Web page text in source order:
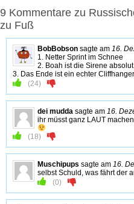
9 Kommentare zu
zu Fuß
BobBobson sagte am 16.
1. Netter Sprint im Schnee
2. Boah ist die Sirene
3. Das Ende ist ein echter
(24)
dei mudda sagte am 16.
ihr müsst ganz LAUT
(18)
Muschipups sagte am 16.
selbst Schuld, was fährt der
(0)